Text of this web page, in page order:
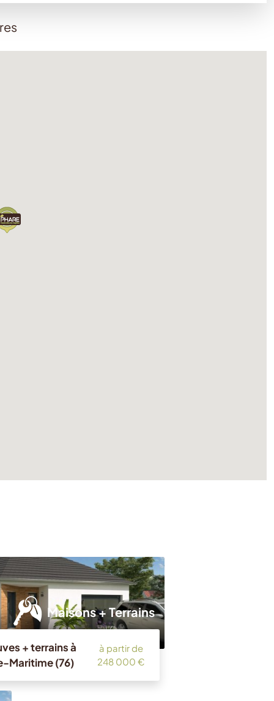
Maisons + Terrains
+ terrains à
Maritime (76)
à partir de
248 000 €